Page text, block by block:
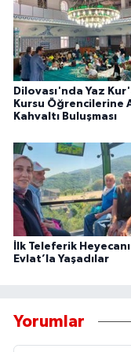
Dilovası'nda Yaz
Kursu Öğrencilerine
Kahvaltı Buluşması
İlk Teleferik
Evlat’la Yaşadılar
Yorumlar